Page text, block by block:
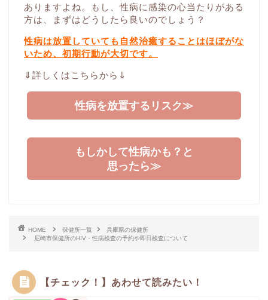
ありますよね。もし、性病に感染の心当たりがある
方は、まずはどうしたら良いのでしょう？
性病は放置していても自然治癒することはほぼがな
いため、初期行動が大切です。
⇓詳しくはこちらから⇓
性病を放置するリスク≫
もしかして性病かも？と
思ったら≫
HOME 保健所一覧
兵庫県の保健所
尼崎市保健所のHIV・性病検査の予約や即日検査について
【チェック！】あわせて読みたい！